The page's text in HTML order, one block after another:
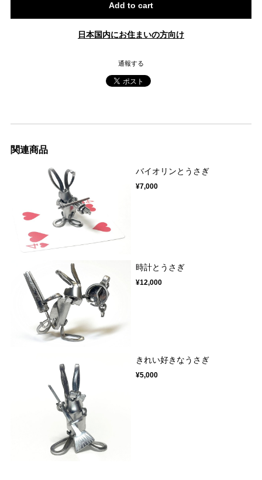
Add to cart
日本国内にお住まいの方向け
通報する
関連商品
バイオリンとうさぎ
¥7,000
時計とうさぎ
¥12,000
きれい好きなうさぎ
¥5,000